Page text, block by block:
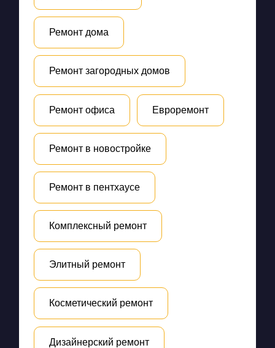
Ремонт дома
Ремонт загородных домов
Ремонт офиса Евроремонт
Ремонт в новостройке
Ремонт в пентхаусе
Комплексный ремонт
Элитный ремонт
Косметический ремонт
Дизайнерский ремонт